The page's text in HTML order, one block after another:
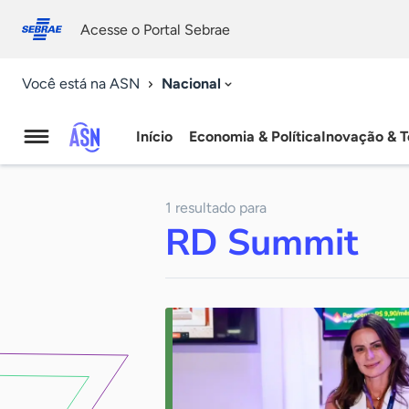
conosco
Acesse o Portal Sebrae
Você está na ASN Nacional
Agência
Notícias
Início Economia & PolíticaInovação &
1 resultado para
RD Summit